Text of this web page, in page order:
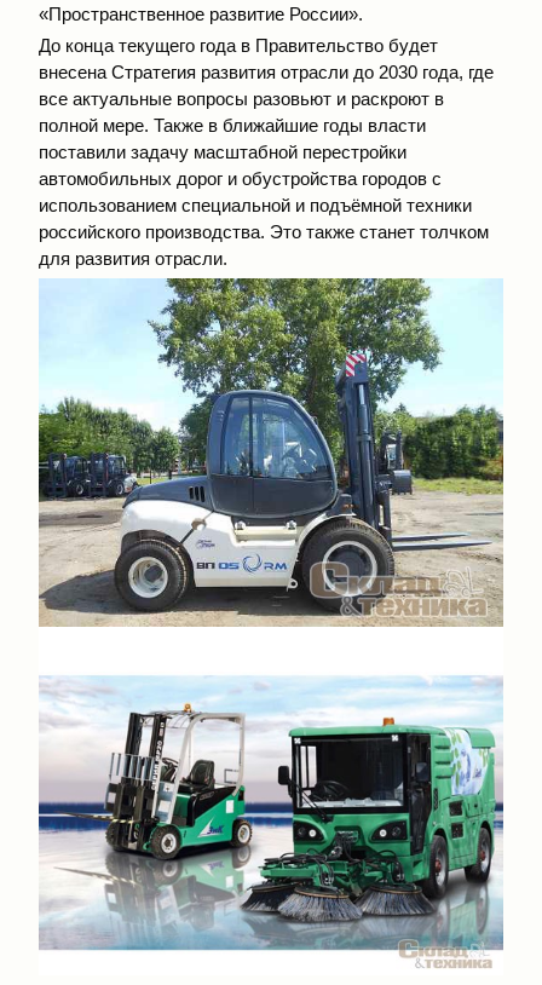
«Пространственное развитие России».
До конца текущего года в Правительство будет
внесена Стратегия развития отрасли до 2030 года, где
все актуальные вопросы разовьют и раскроют в
полной мере. Также в ближайшие годы власти
поставили задачу масштабной перестройки
автомобильных дорог и обустройства городов с
использованием специальной и подъёмной техники
российского производства. Это также станет толчком
для развития отрасли.